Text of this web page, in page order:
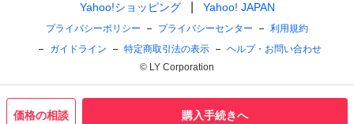
価格の相談 購入手続きへ
Yahoo!ショッピング
Yahoo! JAPAN
プライバシーポリシー プライバシーセンター
利用規約
ガイドライン
特定商取引法の表示
ヘルプ・お問い合わせ
© LY Corporation